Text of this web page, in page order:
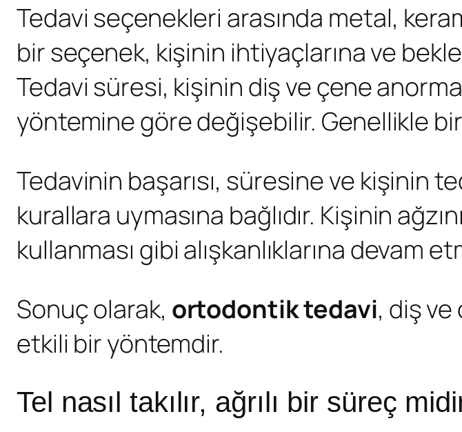
Tedavi seçenekleri arasında metal,
bir seçenek, kişinin ihtiyaçlarına ve
Tedavi süresi, kişinin diş ve çene
yöntemine göre değişebilir. Genellikle
Tedavinin başarısı, süresine ve kişinin
kurallara uymasına bağlıdır. Kişinin
kullanması gibi alışkanlıklarına devam
Sonuç olarak, ortodontik tedavi, diş
etkili bir yöntemdir.
Tel nasıl takılır, ağrılı bir süreç